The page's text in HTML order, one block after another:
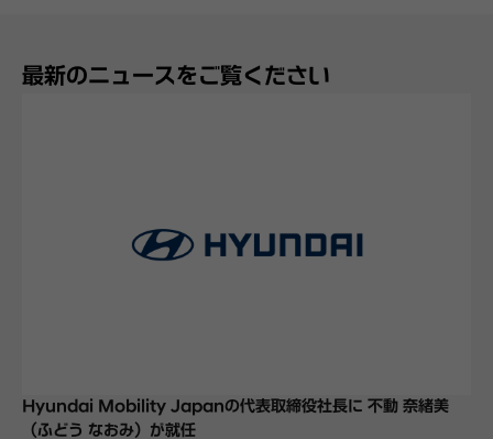
最新のニュースをご覧ください
Hyundai Mobility Japanの代表取締役社長に 不動 奈緒美
（ふどう なおみ）が就任